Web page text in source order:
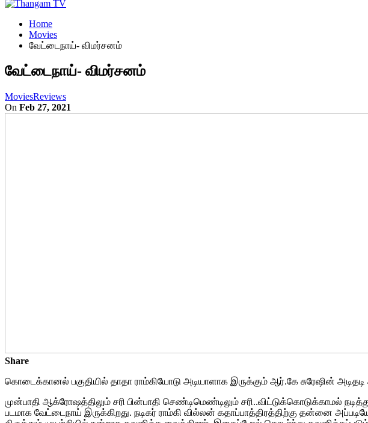
Home
Movies
வேட்டைநாய்- விமர்சனம்
வேட்டைநாய்- விமர்சனம்
MoviesReviews
On Feb 27, 2021
Share
கொடைக்கானல் பகுதியில் தாதா ராம்கியோடு அடியாளாக இருக்கும் ஆர்.கே சுரேஷின்
முன்பாதி ஆக்ரோஷத்திலும் சரி பின்பாதி செண்டிமெண்டிலும் சரி..விட்டுக்கொடுக்காமல்
படமாக வேட்டைநாய் இருக்கிறது. நடிகர் ராம்கி வில்லன் கதாப்பாத்திரத்திற்கு தன்னை